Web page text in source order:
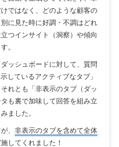
ではなく、どのような顧客の
に見た時に好調・不調はどれ
つインサイト（洞察）や傾向
。
ッシュボードに対して、質問
しているアクティブなタブ」
れとも「非表示のタブ（ダッ
も裏で加味して回答を組み立
ました。
、 非表示のタブを含めて全体
してくれました！